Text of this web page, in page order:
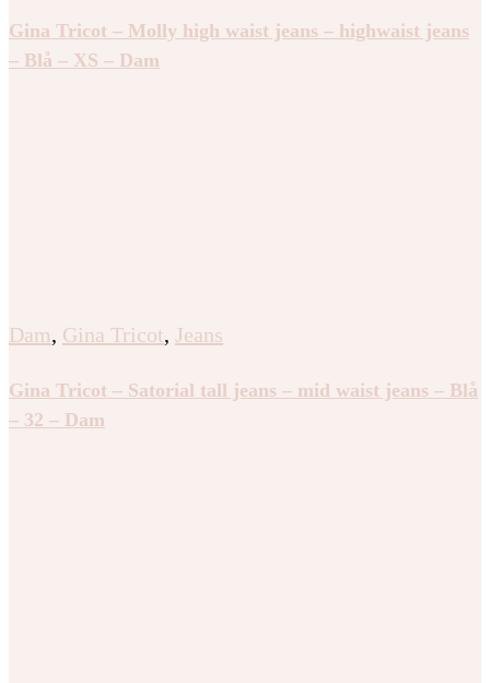
Gina Tricot – Molly high waist jeans – highwaist jeans
– Blå – XS – Dam
Dam, Gina Tricot, Jeans
Gina Tricot – Satorial tall jeans – mid waist jeans – Blå
– 32 – Dam